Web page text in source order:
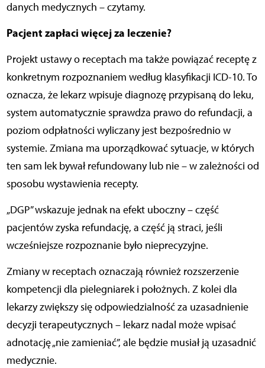
danych medycznych – czytamy.
Pacjent zapłaci więcej za leczenie?
Projekt ustawy o receptach ma także powiązać receptę z
konkretnym rozpoznaniem według klasyfikacji ICD-10. To
oznacza, że lekarz wpisuje diagnozę przypisaną do leku,
system automatycznie sprawdza prawo do refundacji, a
poziom odpłatności wyliczany jest bezpośrednio w
systemie. Zmiana ma uporządkować sytuacje, w których
ten sam lek bywał refundowany lub nie – w zależności od
sposobu wystawienia recepty.
„DGP” wskazuje jednak na efekt uboczny – część
pacjentów zyska refundację, a część ją straci, jeśli
wcześniejsze rozpoznanie było nieprecyzyjne.
Zmiany w receptach oznaczają również rozszerzenie
kompetencji dla pielegniarek i położnych. Z kolei dla
lekarzy zwiększy się odpowiedzialność za uzasadnienie
decyzji terapeutycznych – lekarz nadal może wpisać
adnotację „nie zamieniać”, ale będzie musiał ją uzasadnić
medycznie.